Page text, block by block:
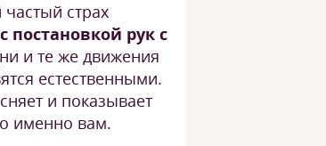
страх
постановкой рук с
и те же движения
естественными.
и показывает
именно вам.